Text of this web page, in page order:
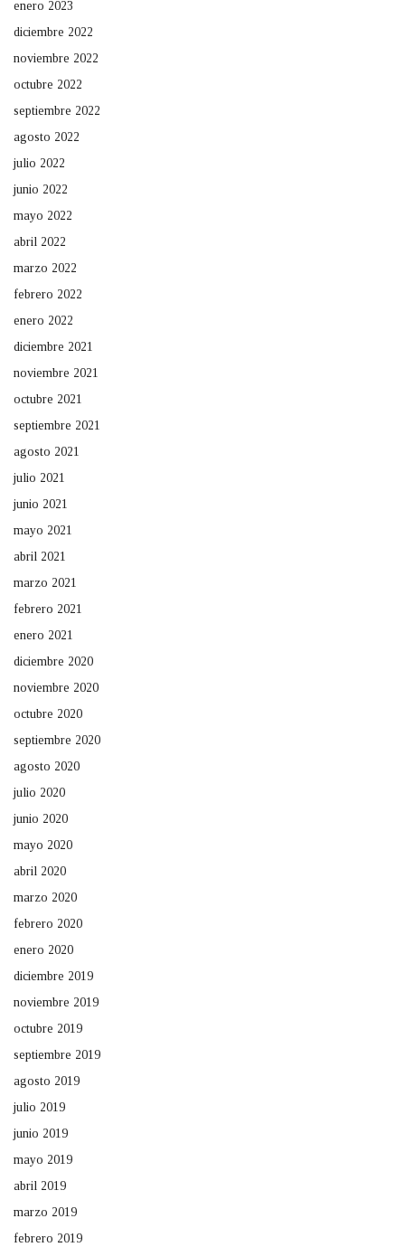
enero 2023
diciembre 2022
noviembre 2022
octubre 2022
septiembre 2022
agosto 2022
julio 2022
junio 2022
mayo 2022
abril 2022
marzo 2022
febrero 2022
enero 2022
diciembre 2021
noviembre 2021
octubre 2021
septiembre 2021
agosto 2021
julio 2021
junio 2021
mayo 2021
abril 2021
marzo 2021
febrero 2021
enero 2021
diciembre 2020
noviembre 2020
octubre 2020
septiembre 2020
agosto 2020
julio 2020
junio 2020
mayo 2020
abril 2020
marzo 2020
febrero 2020
enero 2020
diciembre 2019
noviembre 2019
octubre 2019
septiembre 2019
agosto 2019
julio 2019
junio 2019
mayo 2019
abril 2019
marzo 2019
febrero 2019